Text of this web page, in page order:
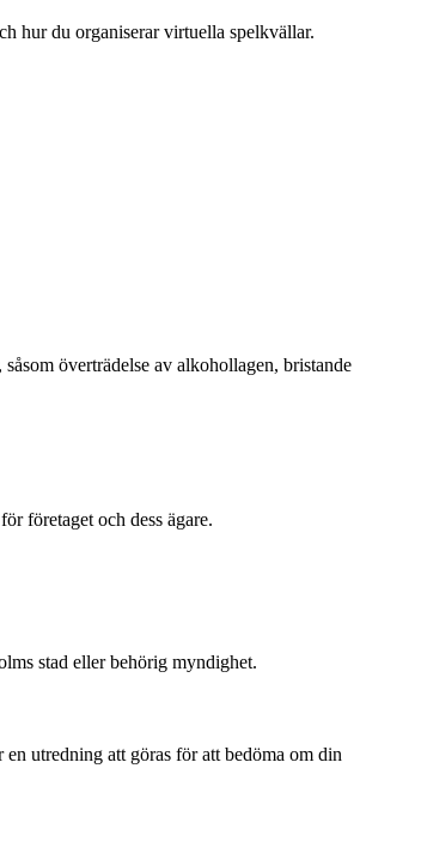
hur du organiserar virtuella spelkvällar.
överträdelse av alkohollagen, bristande
företaget och dess ägare.
stad eller behörig myndighet.
utredning att göras för att bedöma om din